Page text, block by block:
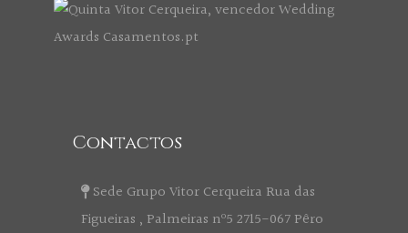
Contactos
Sede Grupo Vitor Cerqueira Rua das
Figueiras , Palmeiras nº5 2715-067 Pêro